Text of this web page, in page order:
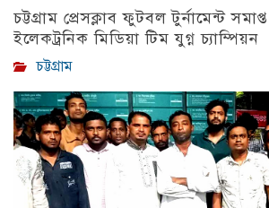
চট্টগ্রাম প্রেসক্লাব ফুটবল টুর্নামেন্ট
ইলেকট্রনিক মিডিয়া টিম যুগ্ন চ্যাম্পিয়ন
চট্টগ্রাম